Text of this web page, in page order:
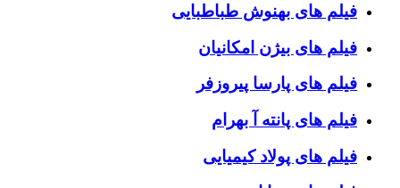
فیلم های بهنوش طباطبایی
فیلم های بیژن امکانیان
فیلم های پارسا پیروزفر
فیلم های پانته آ بهرام
فیلم های پولاد کیمیایی